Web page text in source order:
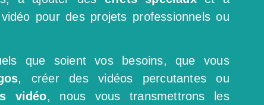
pour des projets professionnels ou
que soient vos besoins, que vous
, créer des vidéos percutantes ou
vidéo, nous vous transmettrons les